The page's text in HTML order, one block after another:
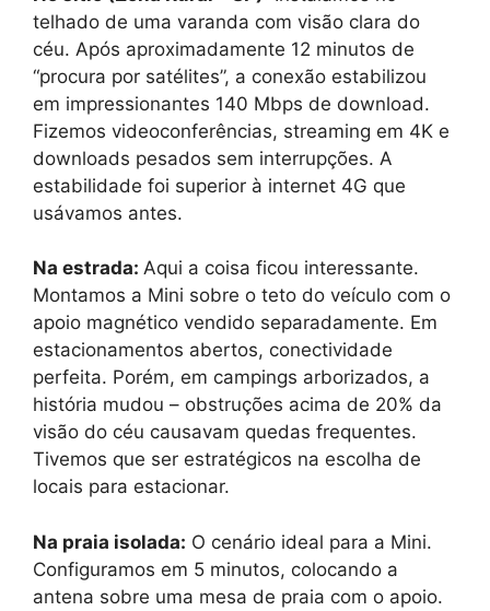
telhado de uma varanda com visão clara do
céu. Após aproximadamente 12 minutos de
“procura por satélites”, a conexão estabilizou
em impressionantes 140 Mbps de download.
Fizemos videoconferências, streaming em 4K e
downloads pesados sem interrupções. A
estabilidade foi superior à internet 4G que
usávamos antes.
Na estrada: Aqui a coisa ficou interessante.
Montamos a Mini sobre o teto do veículo com o
apoio magnético vendido separadamente. Em
estacionamentos abertos, conectividade
perfeita. Porém, em campings arborizados, a
história mudou – obstruções acima de 20% da
visão do céu causavam quedas frequentes.
Tivemos que ser estratégicos na escolha de
locais para estacionar.
Na praia isolada: O cenário ideal para a Mini.
Configuramos em 5 minutos, colocando a
antena sobre uma mesa de praia com o apoio.